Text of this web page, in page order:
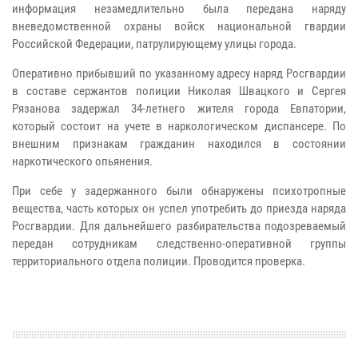
информация незамедлительно была передана наряду
вневедомственной охраны войск национальной гвардии
Российской Федерации, патрулирующему улицы города.
Оперативно прибывший по указанному адресу наряд Росгвардии
в составе сержантов полиции Николая Швацкого и Сергея
Рязанова задержал 34-летнего жителя города Евпатории,
который состоит на учете в наркологическом диспансере. По
внешним признакам гражданин находился в состоянии
наркотического опьянения.
При себе у задержанного были обнаружены психотропные
вещества, часть которых он успел употребить до приезда наряда
Росгвардии. Для дальнейшего разбирательства подозреваемый
передан сотрудникам следственно-оперативной группы
территориального отдела полиции. Проводится проверка.